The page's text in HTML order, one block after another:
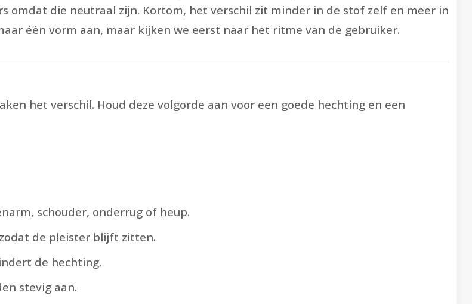
omdat die neutraal zijn. Kortom, het verschil zit minder in de stof zelf en meer in
één vorm aan, maar kijken we eerst naar het ritme van de gebruiker.
het verschil. Houd deze volgorde aan voor een goede hechting en een
schouder, onderrug of heup.
de pleister blijft zitten.
de hechting.
stevig aan.